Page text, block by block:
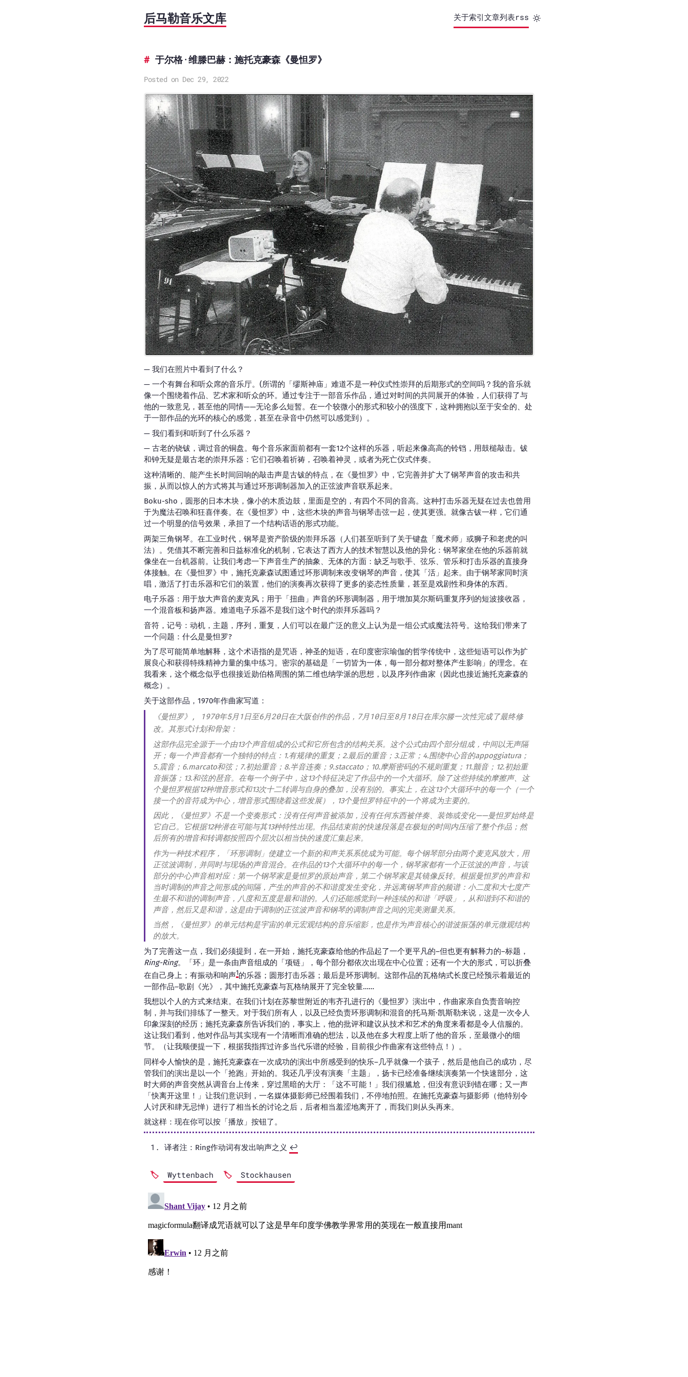
后马勒音乐文库 关于索引文章列表rss
于尔格·维滕巴赫：施托克豪森《曼怛罗》
Posted on Dec 29, 2022
— 我们在照片中看到了什么？
— 一个有舞台和听众席的音乐厅。(所谓的「缪斯神庙」难道不是一种仪式性崇拜的后期形式的空间吗？我的音乐就
像一个围绕着作品、艺术家和听众的环。通过专注于一部音乐作品，通过对时间的共同展开的体验，人们获得了与
他的一致意见，甚至他的同情——无论多么短暂。在一个较微小的形式和较小的强度下，这种拥抱以至于安全的、处
于一部作品的光环的核心的感觉，甚至在录音中仍然可以感觉到）。
— 我们看到和听到了什么乐器？
— 古老的铙钹，调过音的铜盘。每个音乐家面前都有一套12个这样的乐器，听起来像高高的铃铛，用鼓槌敲击。钹
和钟无疑是最古老的崇拜乐器：它们召唤着祈祷，召唤着神灵，或者为死亡仪式伴奏。
这种清晰的、能产生长时间回响的敲击声是古钹的特点，在《曼怛罗》中，它完善并扩大了钢琴声音的攻击和共
振，从而以惊人的方式将其与通过环形调制器加入的正弦波声音联系起来。
Boku-sho，圆形的日本木块，像小的木质边鼓，里面是空的，有四个不同的音高。这种打击乐器无疑在过去也曾用
于为魔法召唤和狂喜伴奏。在《曼怛罗》中，这些木块的声音与钢琴击弦一起，使其更强。就像古钹一样，它们通
过一个明显的信号效果，承担了一个结构话语的形式功能。
两架三角钢琴。在工业时代，钢琴是资产阶级的崇拜乐器（人们甚至听到了关于键盘「魔术师」或狮子和老虎的叫
法）。凭借其不断完善和日益标准化的机制，它表达了西方人的技术智慧以及他的异化：钢琴家坐在他的乐器前就
像坐在一台机器前。让我们考虑一下声音生产的抽象、无体的方面：缺乏与歌手、弦乐、管乐和打击乐器的直接身
体接触。在《曼怛罗》中，施托克豪森试图通过环形调制来改变钢琴的声音，使其「活」起来。由于钢琴家同时演
唱，激活了打击乐器和它们的装置，他们的演奏再次获得了更多的姿态性质量，甚至是戏剧性和身体的东西。
电子乐器：用于放大声音的麦克风；用于「扭曲」声音的环形调制器，用于增加莫尔斯码重复序列的短波接收器，
一个混音板和扬声器。难道电子乐器不是我们这个时代的崇拜乐器吗？
音符，记号：动机，主题，序列，重复，人们可以在最广泛的意义上认为是一组公式或魔法符号。这给我们带来了
一个问题：什么是曼怛罗?
为了尽可能简单地解释，这个术语指的是咒语，神圣的短语，在印度密宗瑜伽的哲学传统中，这些短语可以作为扩
展良心和获得特殊精神力量的集中练习。密宗的基础是「一切皆为一体，每一部分都对整体产生影响」的理念。在
我看来，这个概念似乎也很接近勋伯格周围的第二维也纳学派的思想，以及序列作曲家（因此也接近施托克豪森的
概念）。
关于这部作品，1970年作曲家写道：
《曼怛罗》, 1970年5月1日至6月20日在大阪创作的作品，7月10日至8月18日在库尔滕一次性完成了最终修
改。其形式计划和骨架：
这部作品完全源于一个由13个声音组成的公式和它所包含的结构关系。这个公式由四个部分组成，中间以无声隔
开；每一个声音都有一个独特的特点：1.有规律的重复；2.最后的重音；3.正常；4.围绕中心音的appoggiatura；
5.震音；6.marcato和弦；7.初始重音；8.半音连奏；9.staccato；10.摩斯密码的不规则重复；11.颤音；12.初始重
音振荡；13.和弦的琶音。在每一个例子中，这13个特征决定了作品中的一个大循环。除了这些持续的摩擦声、这
个曼怛罗根据12种增音形式和13次十二转调与自身的叠加，没有别的。事实上，在这13个大循环中的每一个（一个
接一个的音符成为中心，增音形式围绕着这些发展），13个曼怛罗特征中的一个将成为主要的。
因此，《曼怛罗》不是一个变奏形式：没有任何声音被添加，没有任何东西被伴奏、装饰或变化——曼怛罗始终是
它自己。它根据12种潜在可能与其13种特性出现。作品结束前的快速段落是在极短的时间内压缩了整个作品；然
后所有的增音和转调都按照四个层次以相当快的速度汇集起来。
作为一种技术程序，「环形调制」使建立一个新的和声关系系统成为可能。每个钢琴部分由两个麦克风放大，用
正弦波调制，并同时与现场的声音混合。在作品的13个大循环中的每一个，钢琴家都有一个正弦波的声音，与该
部分的中心声音相对应：第一个钢琴家是曼怛罗的原始声音，第二个钢琴家是其镜像反转。根据曼怛罗的声音和
当时调制的声音之间形成的间隔，产生的声音的不和谐度发生变化，并远离钢琴声音的频谱：小二度和大七度产
生最不和谐的调制声音，八度和五度是最和谐的。人们还能感觉到一种连续的和谐「呼吸」，从和谐到不和谐的
声音，然后又是和谐，这是由于调制的正弦波声音和钢琴的调制声音之间的完美测量关系。
当然，《曼怛罗》的单元结构是宇宙的单元宏观结构的音乐缩影，也是作为声音核心的谐波振荡的单元微观结构
的放大。
为了完善这一点，我们必须提到，在一开始，施托克豪森给他的作品起了一个更平凡的–但也更有解释力的–标题，
Ring-Ring。「环」是一条由声音组成的「项链」，每个部分都依次出现在中心位置；还有一个大的形式，可以折叠
在自己身上；有振动和响声1的乐器；圆形打击乐器；最后是环形调制。这部作品的瓦格纳式长度已经预示着最近的
一部作品–歌剧《光》，其中施托克豪森与瓦格纳展开了完全较量……
我想以个人的方式来结束。在我们计划在苏黎世附近的韦齐孔进行的《曼怛罗》演出中，作曲家亲自负责音响控
制，并与我们排练了一整天。对于我们所有人，以及已经负责环形调制和混音的托马斯·凯斯勒来说，这是一次令人
印象深刻的经历；施托克豪森所告诉我们的，事实上，他的批评和建议从技术和艺术的角度来看都是令人信服的。
这让我们看到，他对作品与其实现有一个清晰而准确的想法，以及他在多大程度上听了他的音乐，至最微小的细
节。（让我顺便提一下，根据我指挥过许多当代乐谱的经验，目前很少作曲家有这些特点！）。
同样令人愉快的是，施托克豪森在一次成功的演出中所感受到的快乐–几乎就像一个孩子，然后是他自己的成功，尽
管我们的演出是以一个「抢跑」开始的。我还几乎没有演奏「主题」，扬卡已经准备继续演奏第一个快速部分，这
时大师的声音突然从调音台上传来，穿过黑暗的大厅：「这不可能！」我们很尴尬，但没有意识到错在哪；又一声
「快离开这里！」让我们意识到，一名媒体摄影师已经围着我们，不停地拍照。在施托克豪森与摄影师（他特别令
人讨厌和肆无忌惮）进行了相当长的讨论之后，后者相当羞涩地离开了，而我们则从头再来。
就这样：现在你可以按「播放」按钮了。
译者注：Ring作动词有发出响声之义 ↩︎
Wyttenbach Stockhausen